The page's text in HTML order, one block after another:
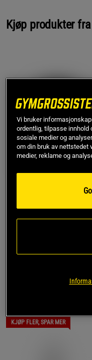
Kjøp produkter
Trippel Whey
1785 g
+ 1
699 kr
KJØP FLER, SPAR MER
Vi bruker
ordentlig, tilpasse innhold
sosiale medier og
om din bruk av nettstedet
medier, reklame og